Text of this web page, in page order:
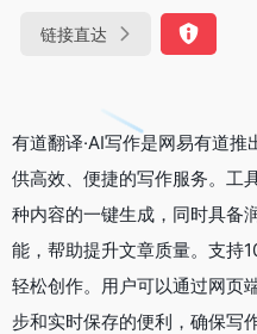
链接直达
有道翻译·AI写作是网易有道
供高效、便捷的写作服务。工
种内容的一键生成，同时具备
能，帮助提升文章质量。支持
轻松创作。用户可以通过网页
步和实时保存的便利，确保写